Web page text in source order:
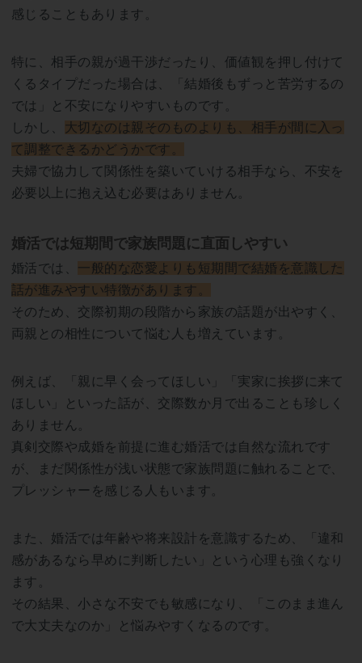
感じることもあります。
特に、相手の親が過干渉だったり、価値観を押し付けて
くるタイプだった場合は、「結婚後もずっと苦労するの
では」と不安になりやすいものです。
しかし、 大切なのは親そのものよりも、相手が間に入っ
て調整できるかどうかです。
夫婦で協力して関係性を築いていける相手なら、不安を
必要以上に抱え込む必要はありません。
婚活では短期間で家族問題に直面しやすい
婚活では、 一般的な恋愛よりも短期間で結婚を意識した
話が進みやすい特徴があります。
そのため、交際初期の段階から家族の話題が出やすく、
両親との相性について悩む人も増えています。
例えば、「親に早く会ってほしい」「実家に挨拶に来て
ほしい」といった話が、交際数か月で出ることも珍しく
ありません。
真剣交際や成婚を前提に進む婚活では自然な流れです
が、まだ関係性が浅い状態で家族問題に触れることで、
プレッシャーを感じる人もいます。
また、婚活では年齢や将来設計を意識するため、「違和
感があるなら早めに判断したい」という心理も強くなり
ます。
その結果、小さな不安でも敏感になり、「このまま進ん
で大丈夫なのか」と悩みやすくなるのです。